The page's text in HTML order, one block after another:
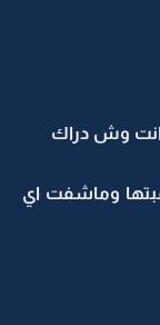
انت وش دراك
وماشفت اي